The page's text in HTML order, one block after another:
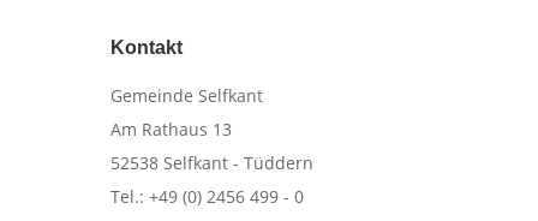
Kontakt
​Gemeinde Selfkant
Am Rathaus 13
52538 Selfkant - Tüddern
Tel.: +49 (0) 2456 499 - 0